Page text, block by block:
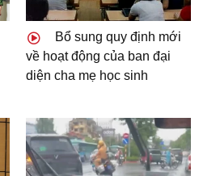
Bổ sung quy định mới
về hoạt động của ban đại
diện cha mẹ học sinh